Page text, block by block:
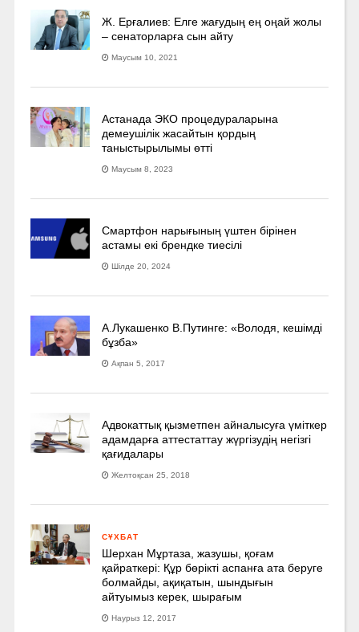
Ж. Ерғалиев: Елге жағудың ең оңай жолы
– сенаторларға сын айту
Маусым 10, 2021
Астанада ЭКО процедураларына
демеушілік жасайтын қордың
таныстырылымы өтті
Маусым 8, 2023
Смартфон нарығының үштен бірінен
астамы екі брендке тиесілі
Шілде 20, 2024
А.Лукашенко В.Путинге: «Володя, кешімді
бұзба»
Ақпан 5, 2017
Адвокаттық қызметпен айналысуға үмiткер
адамдарға аттестаттау жүргізудің негізгі
қағидалары
Желтоқсан 25, 2018
СҰХБАТ
Шерхан Мұртаза, жазушы, қоғам
қайраткері: Құр бөрікті аспанға ата беруге
болмайды, ақиқатын, шындығын
айтуымыз керек, шырағым
Наурыз 12, 2017